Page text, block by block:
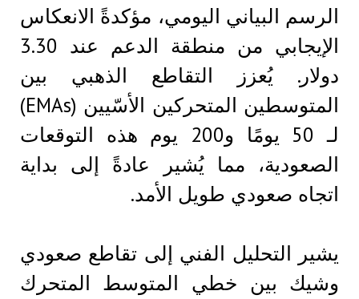
الرسم البياني اليومي، مؤكدةً الانعكاس
الإيجابي من منطقة الدعم عند 3.30
دولار. يُعزز التقاطع الذهبي بين
المتوسطين المتحركين الأسّيين (EMAs)
لـ 50 يومًا و200 يوم هذه التوقعات
الصعودية، مما يُشير عادةً إلى بداية
اتجاه صعودي طويل الأمد.
يشير التحليل الفني إلى تقاطع صعودي
وشيك بين خطي المتوسط ​​المتحرك